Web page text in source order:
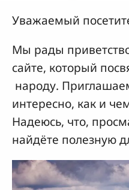
Уважаемый
Мы рады
сайте, который
народу.
интересно, как и
Надеюсь, что,
найдёте полезную